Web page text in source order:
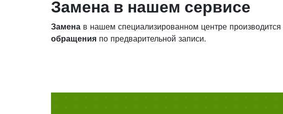
Замена в нашем сервисе
Замена в нашем специализированном центре производится
обращения по предварительной записи.